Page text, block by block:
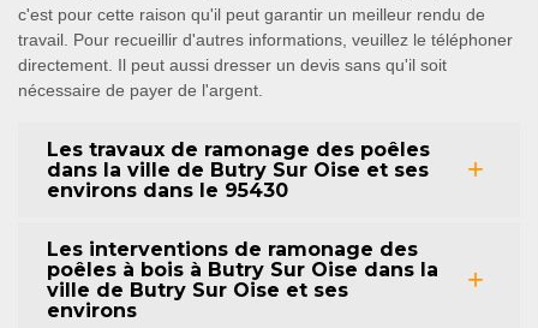
c'est pour cette raison qu'il peut garantir un meilleur rendu de
travail. Pour recueillir d'autres informations, veuillez le téléphoner
directement. Il peut aussi dresser un devis sans qu'il soit
nécessaire de payer de l'argent.
Les travaux de ramonage des poêles
dans la ville de Butry Sur Oise et ses
environs dans le 95430
Les interventions de ramonage des
poêles à bois à Butry Sur Oise dans la
ville de Butry Sur Oise et ses
environs